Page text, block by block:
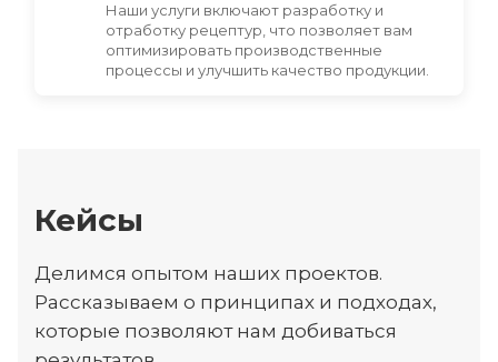
Наши услуги включают разработку и
отработку рецептур, что позволяет вам
оптимизировать производственные
процессы и улучшить качество продукции.
Кейсы
Делимся опытом наших проектов.
Рассказываем о принципах и подходах,
которые позволяют нам добиваться